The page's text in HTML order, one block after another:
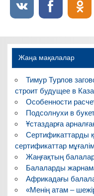
Жаңа мақалалар
Тимур Турлов
строит будущее в
Особенности
Подсолнухи в
Ұстаздарға
Сертификаттарды
сертификаттар
Жаңғақтың
Балаларды
Африкадағы
«Менің атам –